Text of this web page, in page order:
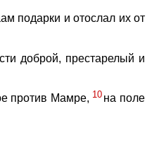
подарки и отослал их от
доброй, престарелый и
против Мамре, 10 на поле